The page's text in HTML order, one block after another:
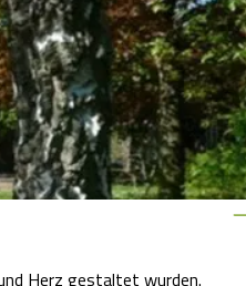
Herz gestaltet wurden.